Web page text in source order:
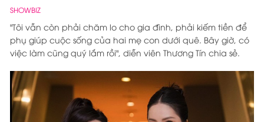
SHOWBIZ
"Tôi vẫn còn phải chăm lo cho gia đình, phải kiếm tiền để
phụ giúp cuộc sống của hai mẹ con dưới quê. Bây giờ, có
việc làm cũng quý lắm rồi", diễn viên Thương Tín chia sẻ.